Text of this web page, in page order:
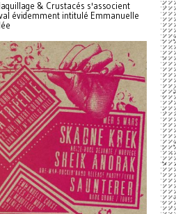
& Crustacés s'associent
évidemment intitulé Emmanuelle